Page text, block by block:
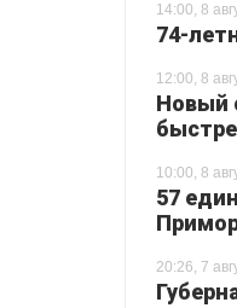
14:00, 8
74-
12:00, 8
Новый
10:00, 8
57
20:26, 7